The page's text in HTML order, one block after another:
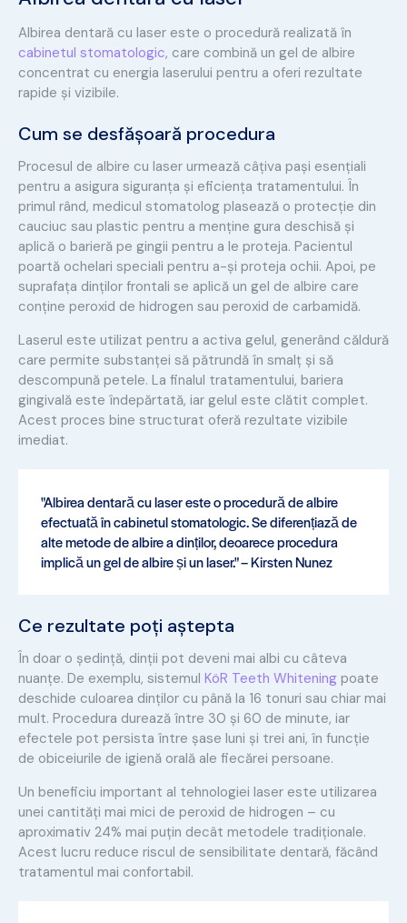
Albirea dentară cu laser este o procedură realizată în
cabinetul stomatologic, care combină un gel de albire
concentrat cu energia laserului pentru a oferi rezultate
rapide și vizibile.
Cum se desfășoară procedura
Procesul de albire cu laser urmează câțiva pași esențiali
pentru a asigura siguranța și eficiența tratamentului. În
primul rând, medicul stomatolog plasează o protecție din
cauciuc sau plastic pentru a menține gura deschisă și
aplică o barieră pe gingii pentru a le proteja. Pacientul
poartă ochelari speciali pentru a-și proteja ochii. Apoi, pe
suprafața dinților frontali se aplică un gel de albire care
conține peroxid de hidrogen sau peroxid de carbamidă.
Laserul este utilizat pentru a activa gelul, generând căldură
care permite substanței să pătrundă în smalț și să
descompună petele. La finalul tratamentului, bariera
gingivală este îndepărtată, iar gelul este clătit complet.
Acest proces bine structurat oferă rezultate vizibile
imediat.
"Albirea dentară cu laser este o procedură de albire
efectuată în cabinetul stomatologic. Se diferențiază de
alte metode de albire a dinților, deoarece procedura
implică un gel de albire și un laser." – Kirsten Nunez
Ce rezultate poți aștepta
În doar o ședință, dinții pot deveni mai albi cu câteva
nuanțe. De exemplu, sistemul KöR Teeth Whitening poate
deschide culoarea dinților cu până la 16 tonuri sau chiar mai
mult. Procedura durează între 30 și 60 de minute, iar
efectele pot persista între șase luni și trei ani, în funcție
de obiceiurile de igienă orală ale fiecărei persoane.
Un beneficiu important al tehnologiei laser este utilizarea
unei cantități mai mici de peroxid de hidrogen – cu
aproximativ 24% mai puțin decât metodele tradiționale.
Acest lucru reduce riscul de sensibilitate dentară, făcând
tratamentul mai confortabil.